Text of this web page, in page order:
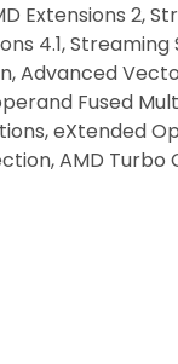
Extensions 2,
4.1, Streaming
Advanced
Fused
eXtended
AMD Turbo